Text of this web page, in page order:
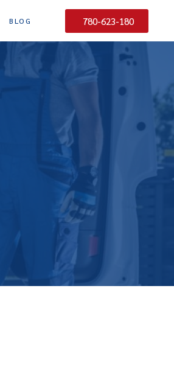
BLOG 780-623-180